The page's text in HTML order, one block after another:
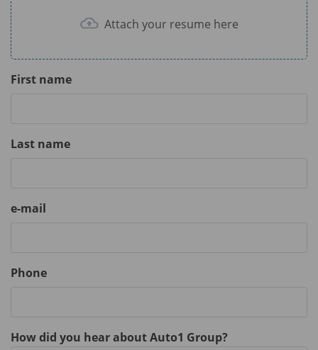
Attach your resume here
First name
Last name
e-mail
Phone
How did you hear about Auto1 Group?